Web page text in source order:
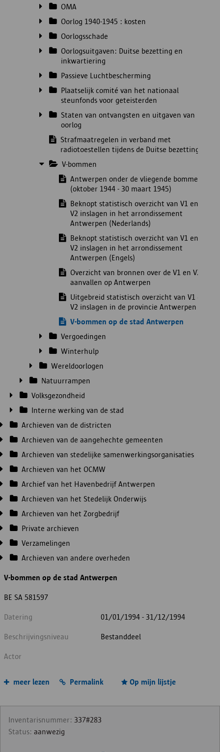
OMA
Oorlog 1940-1945 : kosten
Oorlogsschade
Oorlogsuitgaven: Duitse bezetting en
inkwartiering
Passieve Luchtbescherming
Plaatselijk comité van het nationaal
steunfonds voor geteisterden
Staten van ontvangsten en uitgaven van
oorlog
Strafmaatregelen in verband met
radiotoestellen tijdens de Duitse bezetting
V-bommen
Antwerpen onder de vliegende bommen
(oktober 1944 - 30 maart 1945)
Beknopt statistisch overzicht van V1 en
V2 inslagen in het arrondissement
Antwerpen (Nederlands)
Beknopt statistisch overzicht van V1 en
V2 inslagen in het arrondissement
Antwerpen (Engels)
Overzicht van bronnen over de V1 en V2
aanvallen op Antwerpen
Uitgebreid statistisch overzicht van V1 en
V2 inslagen in de provincie Antwerpen
V-bommen op de stad Antwerpen
Vergoedingen
Winterhulp
Wereldoorlogen
Natuurrampen
Volksgezondheid
Interne werking van de stad
Archieven van de districten
Archieven van de aangehechte gemeenten
Archieven van stedelijke samenwerkingsorganisaties
Archieven van het OCMW
Archief van het Havenbedrijf Antwerpen
Archieven van het Stedelijk Onderwijs
Archieven van het Zorgbedrijf
Private archieven
Verzamelingen
Archieven van andere overheden
V-bommen op de stad Antwerpen
BE SA 581597
Datering 01/01/1994 - 31/12/1994
Beschrijvingsniveau Bestanddeel
Actor
meer lezen Permalink Op mijn lijstje
Inventarisnummer: 337#283
Status: aanwezig